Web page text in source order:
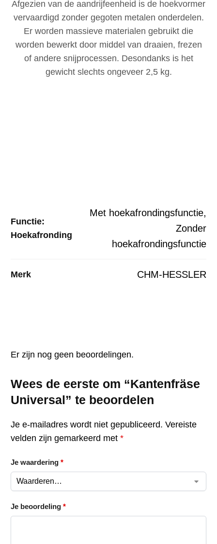
Afgezien van de aandrijfeenheid is de hoekvormer
vervaardigd zonder gegoten metalen onderdelen.
Er worden massieve materialen gebruikt die
worden bewerkt door middel van draaien, frezen
of andere snijprocessen. Desondanks is het
gewicht slechts ongeveer 2,5 kg.
Functie:
Hoekafronding
Met hoekafrondingsfunctie,
Zonder
hoekafrondingsfunctie
Merk CHM-HESSLER
Er zijn nog geen beoordelingen.
Wees de eerste om “Kantenfräse
Universal” te beoordelen
Je e-mailadres wordt niet gepubliceerd. Vereiste
velden zijn gemarkeerd met *
Je waardering *
Je beoordeling *